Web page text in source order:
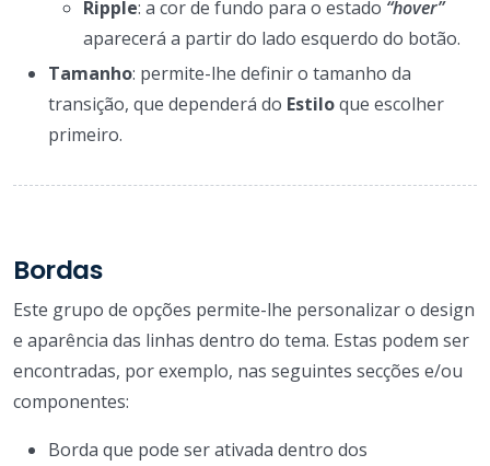
Ripple: a cor de fundo para o estado “hover”
aparecerá a partir do lado esquerdo do botão.
Tamanho: permite-lhe definir o tamanho da
transição, que dependerá do Estiloque escolher
primeiro.
Bordas
Este grupo de opções permite-lhe personalizar o design
e aparência das linhas dentro do tema. Estas podem ser
encontradas, por exemplo, nas seguintes secções e/ou
componentes:
Borda que pode ser ativada dentro dos